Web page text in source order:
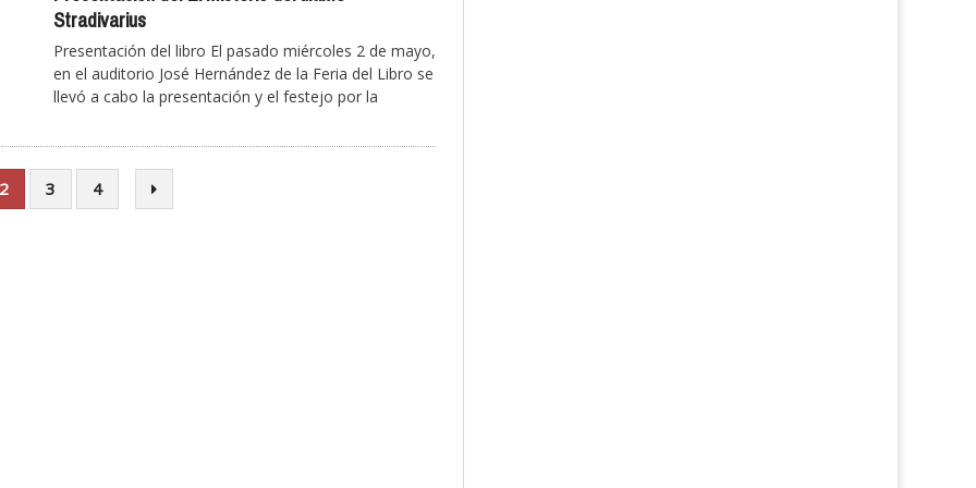
Stradivarius
Presentación del libro El pasado miércoles 2 de mayo,
en el auditorio José Hernández de la Feria del Libro se
llevó a cabo la presentación y el festejo por la
3 4